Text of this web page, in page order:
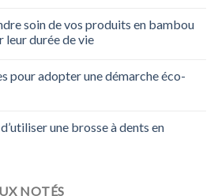
soin de vos produits en bambou
leur durée de vie
pour adopter une démarche éco-
une brosse à dents en
NOTÉS